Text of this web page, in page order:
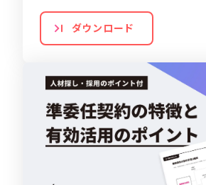
ダウンロード